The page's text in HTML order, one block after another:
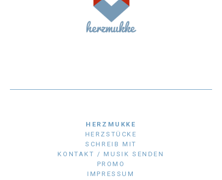
HERZMUKKE
HERZSTÜCKE
SCHREIB MIT
KONTAKT / MUSIK SENDEN
PROMO
IMPRESSUM